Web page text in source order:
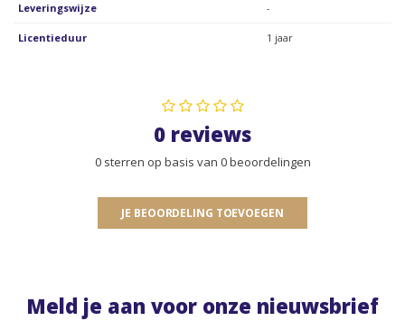
Leveringswijze -
Licentieduur 1 jaar
0 reviews
0 sterren op basis van 0 beoordelingen
JE BEOORDELING TOEVOEGEN
Meld je aan voor onze nieuwsbrief